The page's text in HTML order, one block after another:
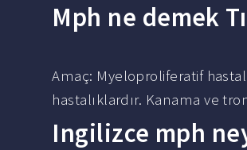
Mph ne demek
Amaç: Myeloproliferatif
hastalıklardır. Kanama ve
Ingilizce mph